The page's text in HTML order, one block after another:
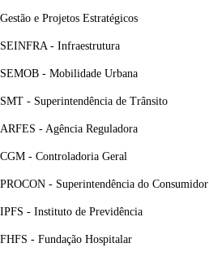
Gestão e Projetos Estratégicos
SEINFRA - Infraestrutura
SEMOB - Mobilidade Urbana
SMT - Superintendência de Trânsito
ARFES - Agência Reguladora
CGM - Controladoria Geral
PROCON - Superintendência do Consumidor
IPFS - Instituto de Previdência
FHFS - Fundação Hospitalar